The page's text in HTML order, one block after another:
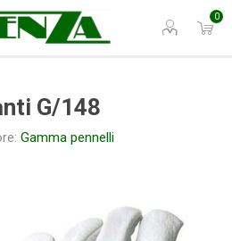
0
G/148
Gamma pennelli